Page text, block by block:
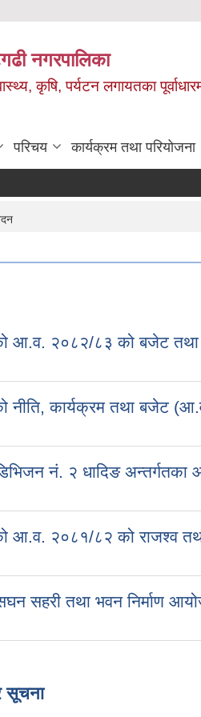
नगरपालिका
कृषि, पर्यटन लगायतका
परिचय कार्यक्रम तथा परियोजना
आ.व. २०८२/८३ को बजेट तथा
नीति, कार्यक्रम तथा बजेट
नं. २ धादिङ अन्तर्गतका
आ.व. २०८१/८२ को राजश्व तथा
सहरी तथा भवन निर्माण
सूचना